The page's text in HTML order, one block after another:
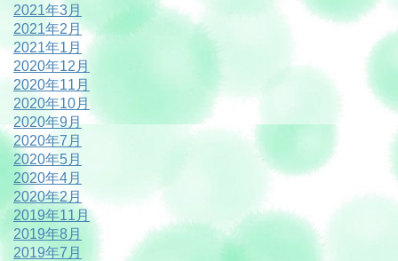
2021年3月
2021年2月
2021年1月
2020年12月
2020年11月
2020年10月
2020年9月
2020年7月
2020年5月
2020年4月
2020年2月
2019年11月
2019年8月
2019年7月